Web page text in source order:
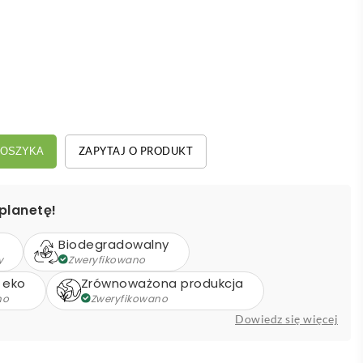
ZAPYTAJ O PRODUKT
Biodegradowalny
Zweryfikowano
Zrównoważona produkcja
Zweryfikowano
Dowiedz się więcej